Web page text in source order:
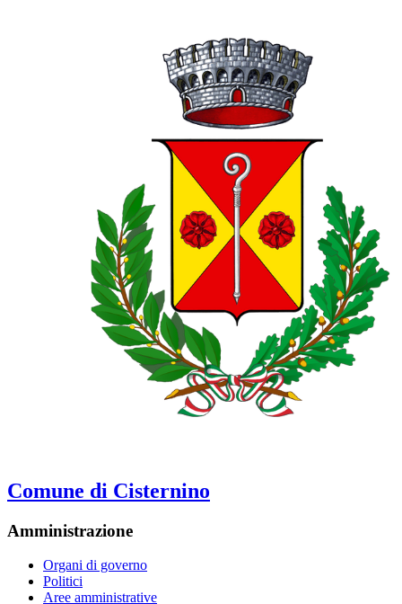
Comune di Cisternino
Amministrazione
Organi di governo
Politici
Aree amministrative